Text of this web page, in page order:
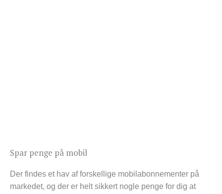
Spar penge på mobil
Der findes et hav af forskellige mobilabonnementer på
markedet, og der er helt sikkert nogle penge for dig at